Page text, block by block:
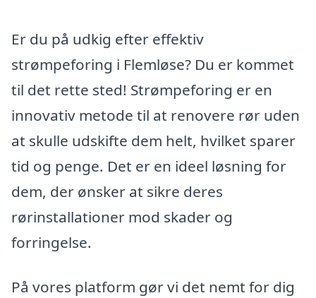
Er du på udkig efter effektiv
strømpeforing i Flemløse? Du er kommet
til det rette sted! Strømpeforing er en
innovativ metode til at renovere rør uden
at skulle udskifte dem helt, hvilket sparer
tid og penge. Det er en ideel løsning for
dem, der ønsker at sikre deres
rørinstallationer mod skader og
forringelse.
På vores platform gør vi det nemt for dig